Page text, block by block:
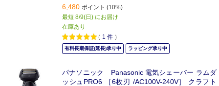
6,480 ポイント (10%)
最短 8/9(日) にお届け
在庫あり
（ 1 件 ）
有料長期保証(延長)承り中 ラッピング承り中
パナソニック Panasonic 電気シェーバー ラムダ
ッシュPRO6 ［6枚刃 /AC100V-240V］ クラフト